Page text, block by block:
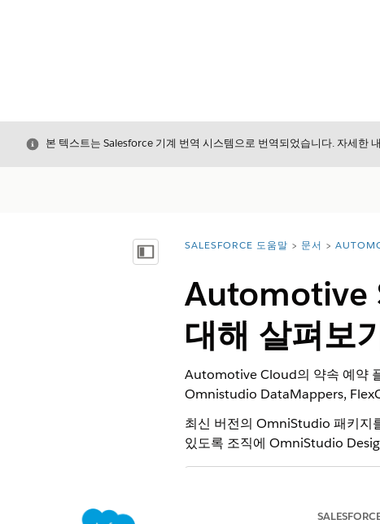
닫기본 텍스트는 Salesforce 기계 번역 시스템으로 번역되었습니다. 자세한
목차 표시 위치:
SALESFORCE 도움말 문서
Automotive
대해 살펴보
Automotive Cloud의 약속 예약
Omnistudio DataMappers,
최신 버전의 OmniStudio 패키지
있도록 조직에 OmniStudio